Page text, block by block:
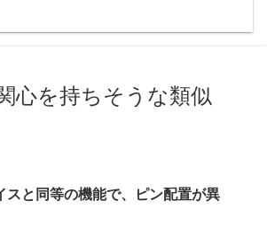
心を持ちそうな類似
スと同等の機能で、ピン配置が異